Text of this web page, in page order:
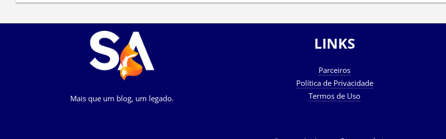
Mais que um blog, um legado.
LINKS
Parceiros
Política de Privacidade
Termos de Uso